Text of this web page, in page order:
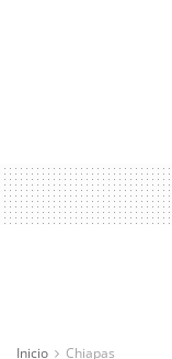
Inicio Chiapas